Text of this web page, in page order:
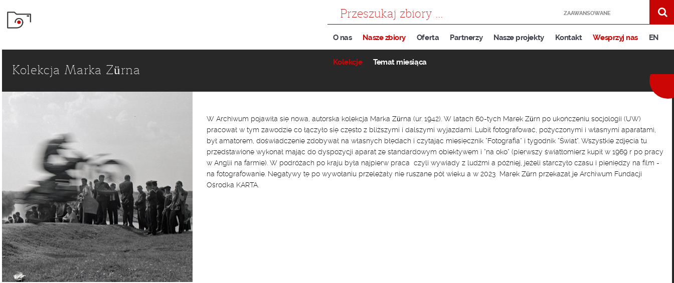
ZAAWANSOWANE
O nas Nasze zbiory
Kolekcje Temat miesiąca
Oferta Partnerzy Nasze projekty Kontakt Wesprzyj nas EN
Kolekcja Marka Zürna
W Archiwum pojawiła się nowa, autorska kolekcja Marka Zürna (ur. 1942). W latach 60-tych Marek Zürn po ukończeniu socjologii (UW)
pracował w tym zawodzie co łączyło się często z bliższymi i dalszymi wyjazdami. Lubił fotografować, pożyczonymi i własnymi aparatami,
był amatorem, doświadczenie zdobywał na własnych błędach i czytając miesięcznik ”Fotografia” i tygodnik ”Świat”. Wszystkie zdjęcia tu
przedstawione wykonał mając do dyspozycji aparat ze standardowym obiektywem i ”na oko” (pierwszy światłomierz kupił w 1969 r po pracy
w Anglii na farmie). W podróżach po kraju była najpierw praca czyli wywiady z ludźmi a później, jeżeli starczyło czasu i pieniędzy na film -
na fotografowanie. Negatywy tę po wywołaniu przeleżały nie ruszane pół wieku a w 2023 Marek Zürn przekazał je Archiwum Fundacji
Ośrodka KARTA.